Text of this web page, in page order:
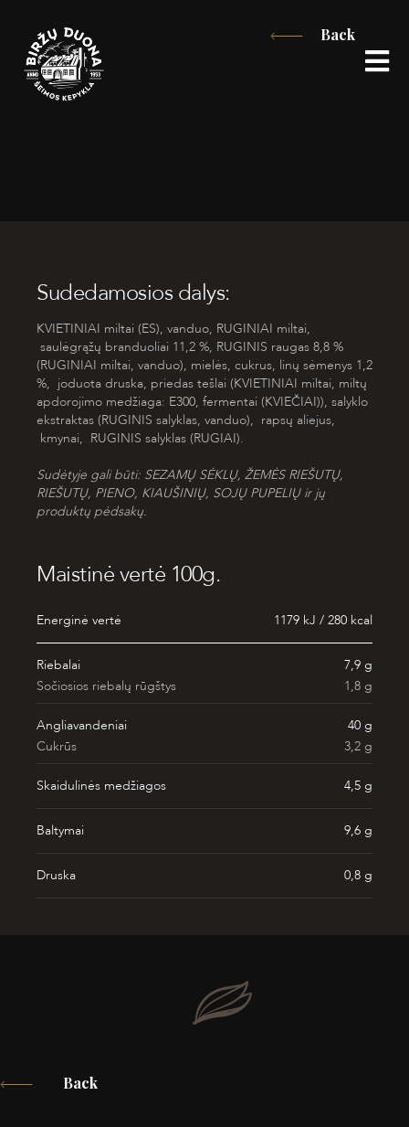
content
Back
Sudedamosios dalys:
KVIETINIAI miltai (ES), vanduo, RUGINIAI miltai,
saulėgrąžų branduoliai 11,2 %, RUGINIS raugas 8,8 %
(RUGINIAI miltai, vanduo), mielės, cukrus, linų sėmenys 1,2
%, joduota druska, priedas tešlai (KVIETINIAI miltai, miltų
apdorojimo medžiaga: E300, fermentai (KVIEČIAI)), salyklo
ekstraktas (RUGINIS salyklas, vanduo), rapsų aliejus,
kmynai, RUGINIS salyklas (RUGIAI).
Sudėtyje gali būti: SEZAMŲ SĖKLŲ, ŽEMĖS RIEŠUTŲ,
RIEŠUTŲ, PIENO, KIAUŠINIŲ, SOJŲ PUPELIŲ ir jų
produktų pėdsakų.
Maistinė vertė 100g.
Energinė vertė 1179 kJ / 280 kcal
Riebalai
7,9 g
Sočiosios riebalų rūgštys
1,8 g
Angliavandeniai
40 g
Cukrūs
3,2 g
Skaidulinės medžiagos 4,5 g
Baltymai 9,6 g
Druska 0,8 g
Back